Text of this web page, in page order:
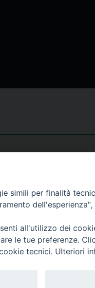
simili per finalità
all'utilizzo dei
le tue preferenze.
tecnici. Ulteriori